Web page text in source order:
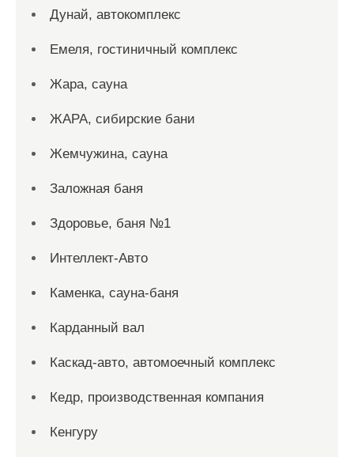
Дунай, автокомплекс
Емеля, гостиничный комплекс
Жара, сауна
ЖАРА, сибирские бани
Жемчужина, сауна
Заложная баня
Здоровье, баня №1
Интеллект-Авто
Каменка, сауна-баня
Карданный вал
Каскад-авто, автомоечный комплекс
Кедр, производственная компания
Кенгуру